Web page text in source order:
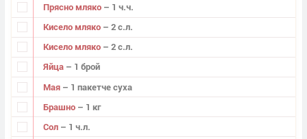
Прясно мляко – 1 ч.ч.
Кисело мляко – 2 с.л.
Кисело мляко – 2 с.л.
Яйца – 1 брой
Мая – 1 пакетче суха
Брашно – 1 кг
Сол – 1 ч.л.